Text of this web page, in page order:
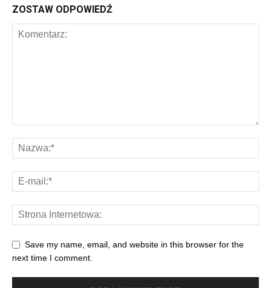
ZOSTAW ODPOWIEDŹ
Save my name, email, and website in this browser for the
next time I comment.